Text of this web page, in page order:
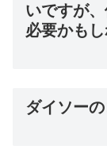
いですが
必要かもし
ダイソー